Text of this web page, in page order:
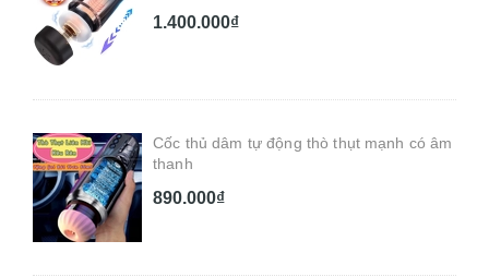
1.400.000₫
Cốc thủ dâm tự động thò thụt mạnh có âm
thanh
890.000₫